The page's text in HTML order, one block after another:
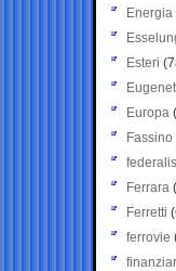
Energia
Esteri
Europa
Fassino
Ferrara
Ferretti
ferrovie